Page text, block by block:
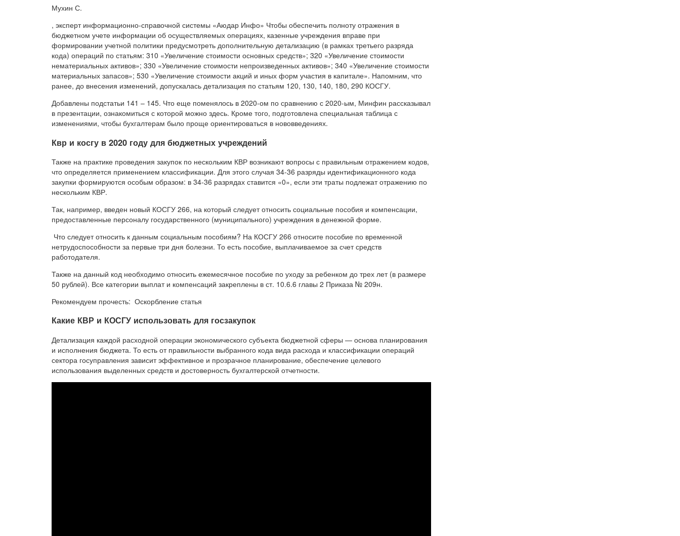
Мухин С.
, эксперт информационно-справочной системы «Аюдар Инфо» Чтобы обеспечить полноту отражения в
бюджетном учете информации об осуществляемых операциях, казенные учреждения вправе при
формировании учетной политики предусмотреть дополнительную детализацию (в рамках третьего разряда
кода) операций по статьям: 310 «Увеличение стоимости основных средств»; 320 «Увеличение стоимости
нематериальных активов»; 330 «Увеличение стоимости непроизведенных активов»; 340 «Увеличение стоимости
материальных запасов»; 530 «Увеличение стоимости акций и иных форм участия в капитале». Напомним, что
ранее, до внесения изменений, допускалась детализация по статьям 120, 130, 140, 180, 290 КОСГУ.
Добавлены подстатьи 141 – 145. Что еще поменялось в 2020-ом по сравнению с 2020-ым, Минфин рассказывал
в презентации, ознакомиться с которой можно здесь. Кроме того, подготовлена специальная таблица с
изменениями, чтобы бухгалтерам было проще ориентироваться в нововведениях.
Квр и косгу в 2020 году для бюджетных учреждений
Также на практике проведения закупок по нескольким КВР возникают вопросы с правильным отражением кодов,
что определяется применением классификации. Для этого случая 34-36 разряды идентификационного кода
закупки формируются особым образом: в 34-36 разрядах ставится «0», если эти траты подлежат отражению по
нескольким КВР.
Так, например, введен новый КОСГУ 266, на который следует относить социальные пособия и компенсации,
предоставленные персоналу государственного (муниципального) учреждения в денежной форме.
Что следует относить к данным социальным пособиям? На КОСГУ 266 относите пособие по временной
нетрудоспособности за первые три дня болезни. То есть пособие, выплачиваемое за счет средств
работодателя.
Также на данный код необходимо относить ежемесячное пособие по уходу за ребенком до трех лет (в размере
50 рублей). Все категории выплат и компенсаций закреплены в ст. 10.6.6 главы 2 Приказа № 209н.
Рекомендуем прочесть: Оскорбление статья
Какие КВР и КОСГУ использовать для госзакупок
Детализация каждой расходной операции экономического субъекта бюджетной сферы — основа планирования
и исполнения бюджета. То есть от правильности выбранного кода вида расхода и классификации операций
сектора госуправления зависит эффективное и прозрачное планирование, обеспечение целевого
использования выделенных средств и достоверность бухгалтерской отчетности.